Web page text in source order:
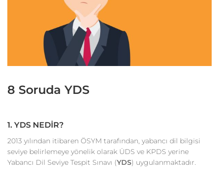
8 Soruda YDS
1. YDS NEDİR?
2013 yılından itibaren ÖSYM tarafından, yabancı dil bilgisi
seviye belirlemeye yönelik olarak ÜDS ve KPDS yerine
Yabancı Dil Seviye Tespit Sınavı (YDS) uygulanmaktadır.